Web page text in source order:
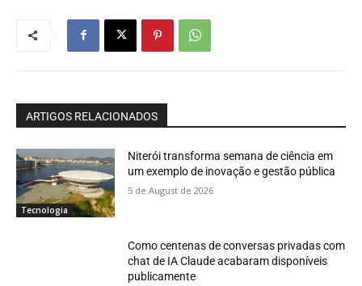
ARTIGOS RELACIONADOS
Tecnologia
Niterói transforma semana de ciência em
um exemplo de inovação e gestão pública
5 de August de 2026
Como centenas de conversas privadas com
chat de IA Claude acabaram disponíveis
publicamente